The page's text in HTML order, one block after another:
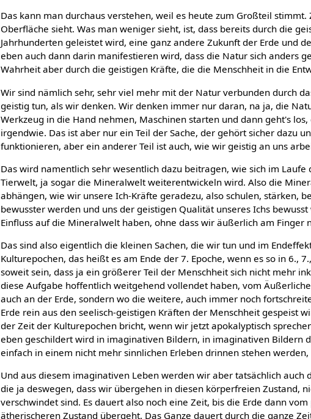
Das kann man durchaus verstehen, weil es heute zum Großteil
Oberfläche sieht. Was man weniger sieht, ist, dass bereits durch die
Jahrhunderten geleistet wird, eine ganz andere Zukunft der Erde und
eben auch dann darin manifestieren wird, dass die Natur sich anders
Wahrheit aber durch die geistigen Kräfte, die die Menschheit in die
Wir sind nämlich sehr, sehr viel mehr mit der Natur verbunden durch
geistig tun, als wir denken. Wir denken immer nur daran, na ja, die
Werkzeug in die Hand nehmen, Maschinen starten und dann geht's
irgendwie. Das ist aber nur ein Teil der Sache, der gehört sicher dazu
funktionieren, aber ein anderer Teil ist auch, wie wir geistig an uns
Das wird namentlich sehr wesentlich dazu beitragen, wie sich im
Tierwelt, ja sogar die Mineralwelt weiterentwickeln wird. Also die
abhängen, wie wir unsere Ich-Kräfte geradezu, also schulen, stärken,
bewusster werden und uns der geistigen Qualität unseres Ichs
Einfluss auf die Mineralwelt haben, ohne dass wir äußerlich am Finger
Das sind also eigentlich die kleinen Sachen, die wir tun und im
Kulturepochen, das heißt es am Ende der 7. Epoche, wenn es so in 6.,
soweit sein, dass ja ein größerer Teil der Menschheit sich nicht mehr
diese Aufgabe hoffentlich weitgehend vollendet haben, vom
auch an der Erde, sondern wo die weitere, auch immer noch
Erde rein aus den seelisch-geistigen Kräften der Menschheit gespeist
der Zeit der Kulturepochen bricht, wenn wir jetzt apokalyptisch
eben geschildert wird in imaginativen Bildern, in imaginativen Bildern
einfach in einem nicht mehr sinnlichen Erleben drinnen stehen
Und aus diesem imaginativen Leben werden wir aber tatsächlich auch
die ja deswegen, dass wir übergehen in diesen körperfreien Zustand,
verschwindet sind. Es dauert also noch eine Zeit, bis die Erde dann
ätherischeren Zustand übergeht. Das Ganze dauert durch die ganze